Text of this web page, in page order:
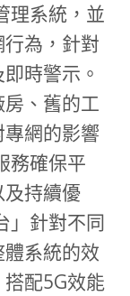
理系統，並
為，針對
時警示。
、舊的工
網的影響
務確保平
持續優
」針對不同
系統的效
配5G效能